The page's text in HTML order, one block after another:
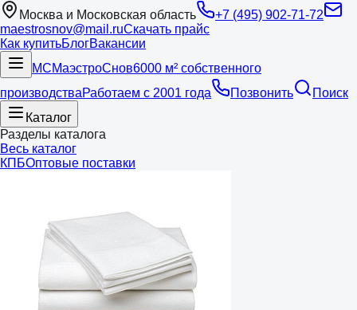
Москва и Московская область
+7 (495) 902-71-72
maestrosnov@mail.ruСкачать прайс
Как купитьБлогВакансии
МСМаэстроСнов6000 м² собственного
производстваРаботаем с 2001 года Позвонить
Поиск
Каталог
Разделы каталога
Весь каталог
КПБОптовые поставки